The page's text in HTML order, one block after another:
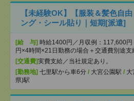
【未経験OK】【服装＆髪色自
ング・シール貼り｜短期[派遣]
[給 与] 時給1400円／月収例：117,600
円×4時間×21日勤務の場合＋交通費別途支
[交通費]実費支給／当社規定あり。
[勤務地] 七里駅から車6分 / 大宮公園駅 / 大
県)駅